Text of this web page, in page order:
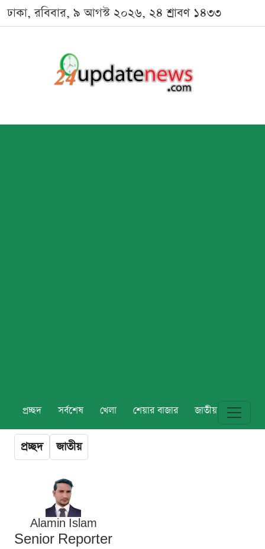
ঢাকা, রবিবার, ৯ আগস্ট ২০২৬, ২৪ শ্রাবণ ১৪৩৩
প্রচ্ছদ সর্বশেষ খেলা শেয়ার বাজার জাতীয় বিশ্ব
প্রচ্ছদ জাতীয়
Alamin Islam
Senior Reporter